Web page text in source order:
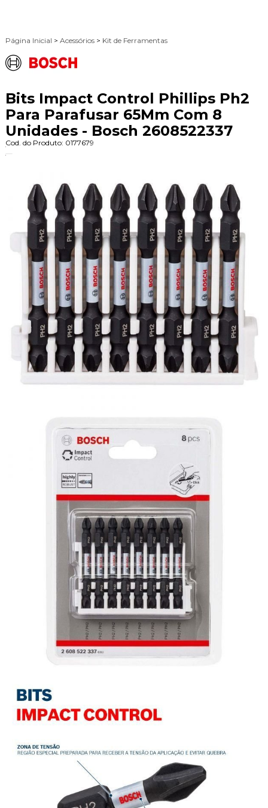
Página Inicial > Acessórios > Kit de Ferramentas
Bits Impact Control Phillips Ph2
Para Parafusar 65Mm Com 8
Unidades - Bosch 2608522337
Cod. do Produto: 0177679